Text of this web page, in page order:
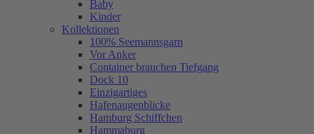
Baby
Kinder
Kollektionen
100% Seemannsgarn
Vor Anker
Container brauchen Tiefgang
Dock 10
Einzigartiges
Hafenaugen­blicke
Hamburg Schiffchen
Hammaburg